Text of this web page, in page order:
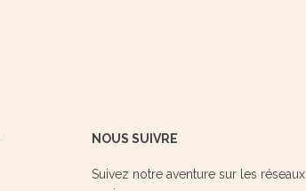
NOUS SUIVRE
Suivez notre aventure sur les réseaux